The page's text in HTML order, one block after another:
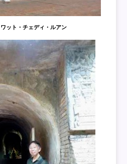
ワット・チェディ・ルアン